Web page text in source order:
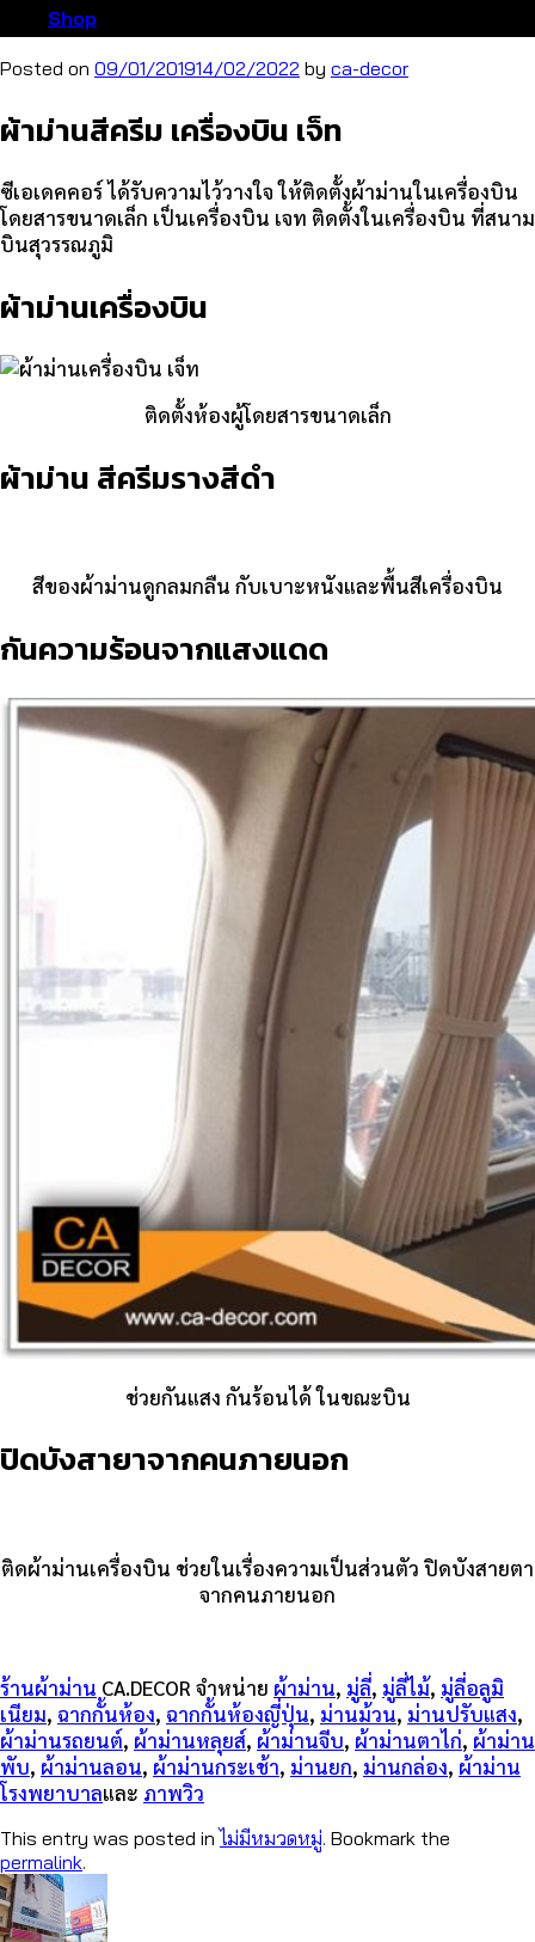
Shop
Posted on 09/01/201914/02/2022 by ca-decor
ผ้าม่านสีครีม เครื่องบิน เจ็ท
ซีเอเดคคอร์ ได้รับความไว้วางใจ ให้ติดตั้งผ้าม่านในเครื่องบิน
โดยสารขนาดเล็ก เป็นเครื่องบิน เจท ติดตั้งในเครื่องบิน ที่สนาม
บินสุวรรณภูมิ
ผ้าม่านเครื่องบิน
ติดตั้งห้องผู้โดยสารขนาดเล็ก
ผ้าม่าน สีครีมรางสีดำ
สีของผ้าม่านดูกลมกลืน กับเบาะหนังและพื้นสีเครื่องบิน
กันความร้อนจากแสงแดด
ช่วยกันแสง กันร้อนได้ ในขณะบิน
ปิดบังสายาจากคนภายนอก
ติดผ้าม่านเครื่องบิน ช่วยในเรื่องความเป็นส่วนตัว ปิดบังสายตา
จากคนภายนอก
ร้านผ้าม่าน CA.DECOR จำหน่าย ผ้าม่าน, มู่ลี่, มู่ลี่ไม้, มู่ลี่อลูมิ
เนียม, ฉากกั้นห้อง, ฉากกั้นห้องญี่ปุ่น, ม่านม้วน, ม่านปรับแสง,
ผ้าม่านรถยนต์, ผ้าม่านหลุยส์, ผ้าม่านจีบ, ผ้าม่านตาไก่, ผ้าม่าน
พับ, ผ้าม่านลอน, ผ้าม่านกระเช้า, ม่านยก, ม่านกล่อง, ผ้าม่าน
โรงพยาบาลและ ภาพวิว
This entry was posted inไม่มีหมวดหมู่. Bookmark the
permalink.